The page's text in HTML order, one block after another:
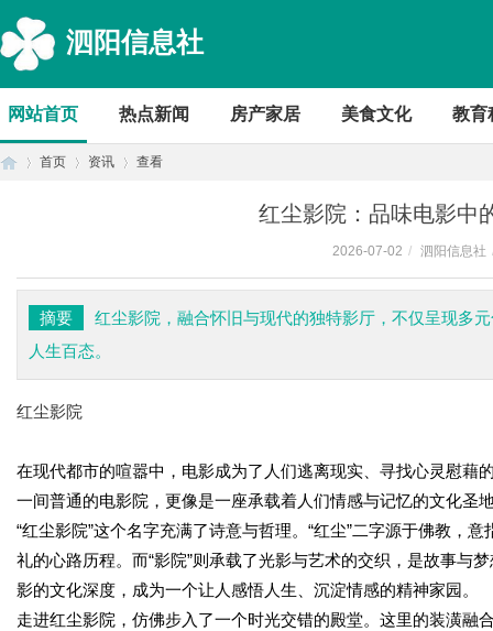
泗阳信息社
网站首页 热点新闻 房产家居 美食文化 教育
首页 资讯 查看
红尘影院：品味电影中
2026-07-02 / 泗阳信息社
摘要
红尘影院，融合怀旧与现代的独特影厅，不仅呈现多
人生百态。
红尘影院
在现代都市的喧嚣中，电影成为了人们逃离现实、寻找心灵慰藉
一间普通的电影院，更像是一座承载着人们情感与记忆的文化圣
“红尘影院”这个名字充满了诗意与哲理。“红尘”二字源于佛教，
礼的心路历程。而“影院”则承载了光影与艺术的交织，是故事与
影的文化深度，成为一个让人感悟人生、沉淀情感的精神家园。
走进红尘影院，仿佛步入了一个时光交错的殿堂。这里的装潢